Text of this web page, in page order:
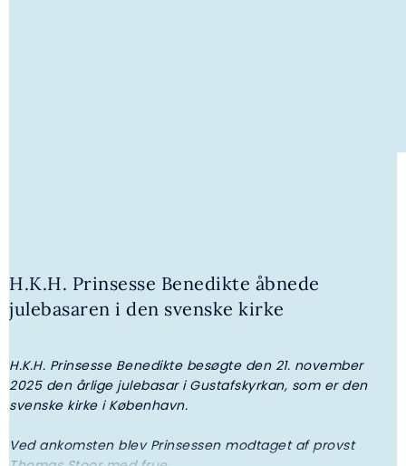
H.K.H. Prinsesse Benedikte åbnede
julebasaren i den svenske kirke
H.K.H. Prinsesse Benedikte besøgte den 21. november
2025 den årlige julebasar i Gustafskyrkan, som er den
svenske kirke i København.
Ved ankomsten blev Prinsessen modtaget af provst
4. AUGUST 2026 | GALLERI
H.K.H. Prinsesse Benedikte overrakte